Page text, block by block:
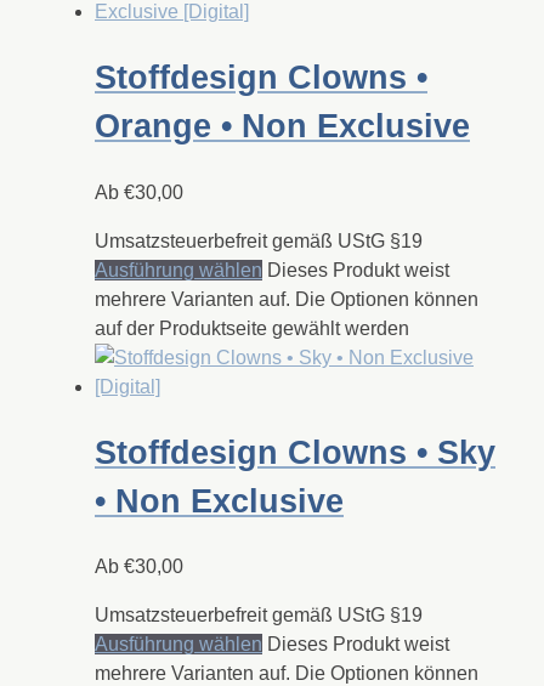
Stoffdesign Clowns •
Orange • Non Exclusive
Ab €30,00
Umsatzsteuerbefreit gemäß UStG §19
Ausführung wählen Dieses Produkt weist
mehrere Varianten auf. Die Optionen können
auf der Produktseite gewählt werden
Stoffdesign Clowns • Sky
• Non Exclusive
Ab €30,00
Umsatzsteuerbefreit gemäß UStG §19
Ausführung wählen Dieses Produkt weist
mehrere Varianten auf. Die Optionen können